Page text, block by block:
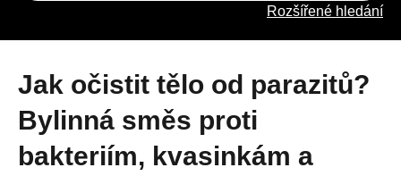
Rozšířené hledání
Jak očistit tělo od parazitů?
Bylinná směs proti
bakteriím, kvasinkám a